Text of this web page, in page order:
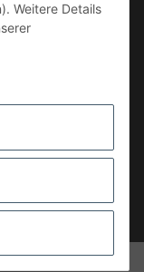
Weitere Details